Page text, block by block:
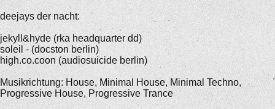
deejays der nacht:
jekyll&hyde (rka headquarter dd)
soleil - (docston berlin)
high.co.coon (audiosuicide berlin)
Musikrichtung: House, Minimal House, Minimal Techno,
Progressive House, Progressive Trance